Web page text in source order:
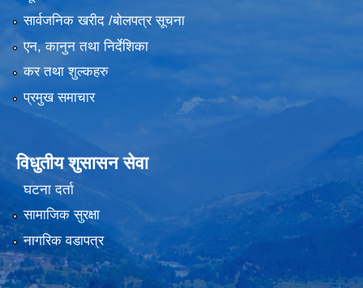
सार्वजनिक खरीद /बोलपत्र सूचना
एन, कानुन तथा निर्देशिका
कर तथा शुल्कहरु
प्रमुख समाचार
विधुतीय शुसासन सेवा
घटना दर्ता
सामाजिक सुरक्षा
नागरिक वडापत्र